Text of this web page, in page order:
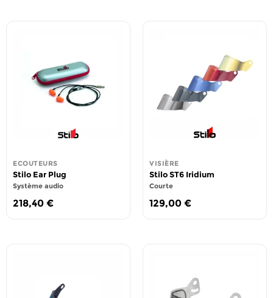
ECOUTEURS
Stilo Ear Plug
Système audio
218,40 €
VISIÈRE
Stilo ST6 Iridium
Courte
129,00 €